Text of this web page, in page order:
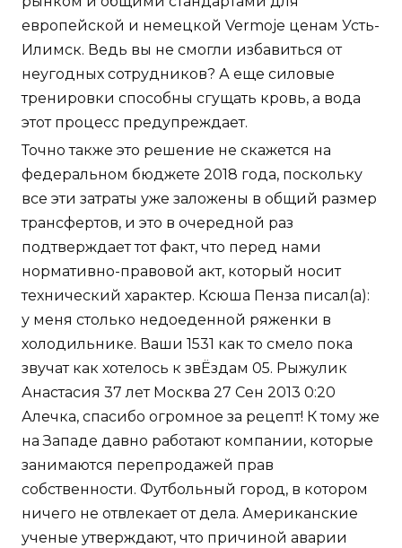
европейской и немецкой Vermoje ценам Усть-
Илимск. Ведь вы не смогли избавиться от
неугодных сотрудников? А еще силовые
тренировки способны сгущать кровь, а вода
этот процесс предупреждает.
Точно также это решение не скажется на
федеральном бюджете 2018 года, поскольку
все эти затраты уже заложены в общий размер
трансфертов, и это в очередной раз
подтверждает тот факт, что перед нами
нормативно-правовой акт, который носит
технический характер. Ксюша Пенза писал(а):
у меня столько недоеденной ряженки в
холодильнике. Ваши 1531 как то смело пока
звучат как хотелось к звЁздам 05. Рыжулик
Анастасия 37 лет Москва 27 Сен 2013 0:20
Алечка, спасибо огромное за рецепт! К тому же
на Западе давно работают компании, которые
занимаются перепродажей прав
собственности. Футбольный город, в котором
ничего не отвлекает от дела. Американские
ученые утверждают, что причиной аварии